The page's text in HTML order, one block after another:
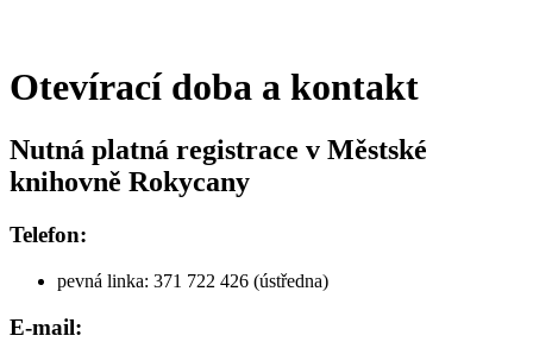
Otevírací doba a kontakt
Nutná platná registrace v Městské
knihovně Rokycany
Telefon:
pevná linka: 371 722 426 (ústředna)
E-mail: